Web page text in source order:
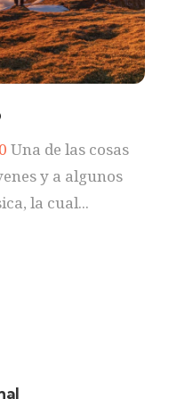
Una de las cosas
y a algunos
la cual...